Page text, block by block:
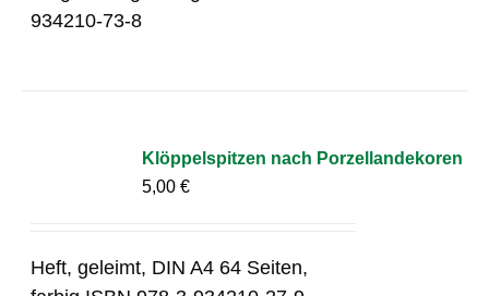
934210-73-8
Klöppelspitzen nach Porzellandekoren
5,00€
Heft, geleimt, DIN A4 64 Seiten,